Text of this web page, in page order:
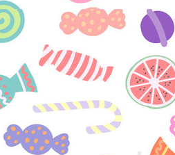
目，請自行儘調，確保並自負安全，打